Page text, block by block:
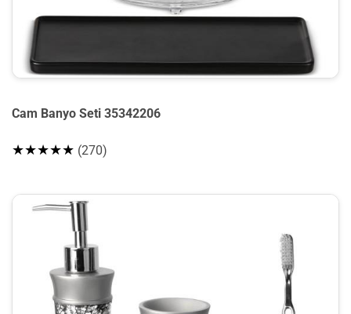
Cam Banyo Seti 35342206
★★★★★ (270)